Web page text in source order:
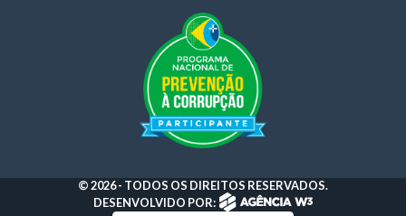
© 2026 - TODOS OS DIREITOS RESERVADOS.
DESENVOLVIDO POR: